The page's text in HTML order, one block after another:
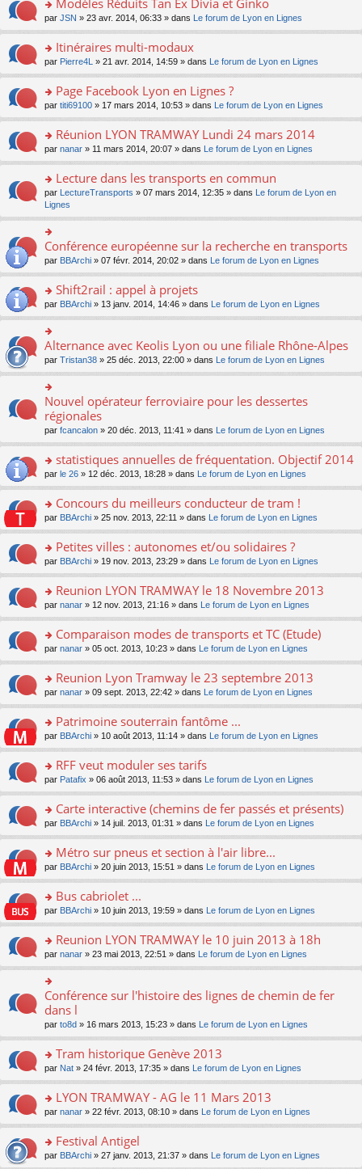
nt
ré
c
e
nt
le
pl
u
ré
c
e
nt
n
le
pl
u
ré
c
e
nt
a
g
e
n
n
le
pl
u
ré
c
e
nt
m
e
a
g
e
n
n
le
pl
u
ré
c
e
nt
ult
er
le
m
e
a
g
e
n
n
le
pl
s
ré
c
e
nt
o
n
ult
er
le
m
e
a
g
e
n
n
pl
u
s
ré
e
nt
Modèles Réduits Tan Ex Divia et Ginko
par JSN » 23 avr. 2014, 06:33 » dans Le forum de Lyon en Lignes
o
n
ult
er
le
m
e
a
g
e
n
o
n
le
u
s
ré
c
e
nt
Itinéraires multi-modaux
par Pierre4L » 21 avr. 2014, 14:59 » dans Le forum de Lyon en Lignes
o
n
ult
er
le
m
e
s
a
e
n
o
n
le
u
s
ré
c
e
nt
Page Facebook Lyon en Lignes ?
par titi69100 » 17 mars 2014, 10:53 » dans Le forum de Lyon en Lignes
o
n
ult
er
le
m
e
s
s
e
n
o
n
lu
pl
s
ré
c
e
Réunion LYON TRAMWAY Lundi 24 mars 2014
par nanar » 11 mars 2014, 20:07 » dans Le forum de Lyon en Lignes
o
s
ult
er
le
m
e
s
s
g
n
o
n
lu
le
u
s
ré
c
e
Lecture dans les transports en commun
par LectureTransports » 07 mars 2014, 12:35 » dans
Le forum de Lyon en
Lignes
o
n
er
le
m
e
s
a
g
e
n
o
n
pl
u
s
ré
e
nt
Conférence européenne sur la recherche en transports
par BBArchi » 07 févr. 2014, 20:02 » dans Le forum de Lyon en Lignes
o
n
s
ult
er
le
m
e
s
s
g
n
o
n
le
pl
u
s
ré
nt
Shift2rail : appel à projets
par BBArchi » 13 janv. 2014, 14:46 » dans Le forum de Lyon en Lignes
o
n
er
le
m
e
s
a
g
e
n
o
le
pl
u
s
c
e
nt
Alternance avec Keolis Lyon ou une filiale Rhône-Alpes
par Tristan38 » 25 déc. 2013, 22:00 » dans Le forum de Lyon en Lignes
o
n
ult
er
le
m
e
s
a
g
e
n
lu
le
pl
u
ré
c
e
nt
Nouvel opérateur ferroviaire pour les dessertes
régionales
par fcancalon » 20 déc. 2013, 11:41 » dans Le forum de Lyon en Lignes
o
n
ult
er
le
m
e
a
g
e
n
n
le
pl
u
ré
c
e
nt
statistiques annuelles de fréquentation. Objectif 2014
par le 26 » 12 déc. 2013, 18:28 » dans Le forum de Lyon en Lignes
o
n
ult
er
le
m
e
a
g
e
n
n
le
pl
u
ré
c
e
nt
Concours du meilleurs conducteur de tram !
par BBArchi » 25 nov. 2013, 22:11 » dans Le forum de Lyon en Lignes
o
n
ult
er
le
m
e
a
g
e
n
n
le
pl
u
ré
c
e
nt
Petites villes : autonomes et/ou solidaires ?
par BBArchi » 19 nov. 2013, 23:29 » dans Le forum de Lyon en Lignes
o
n
ult
er
le
m
e
a
g
e
n
n
le
pl
u
ré
c
e
nt
Reunion LYON TRAMWAY le 18 Novembre 2013
par nanar » 12 nov. 2013, 21:16 » dans Le forum de Lyon en Lignes
o
n
ult
er
le
m
e
a
g
e
n
n
le
pl
u
ré
c
e
nt
Comparaison modes de transports et TC (Etude)
par nanar » 05 oct. 2013, 10:23 » dans Le forum de Lyon en Lignes
o
n
ult
er
le
m
e
a
g
e
n
n
le
pl
u
ré
c
e
nt
Reunion Lyon Tramway le 23 septembre 2013
par nanar » 09 sept. 2013, 22:42 » dans Le forum de Lyon en Lignes
o
n
ult
er
le
m
e
a
g
e
n
n
le
pl
u
s
ré
c
e
nt
Patrimoine souterrain fantôme ...
par BBArchi » 10 août 2013, 11:14 » dans Le forum de Lyon en Lignes
o
n
ult
er
le
m
e
a
g
e
n
n
le
pl
u
s
e
nt
RFF veut moduler ses tarifs
par Patafix » 06 août 2013, 11:53 » dans Le forum de Lyon en Lignes
o
n
ult
er
le
m
e
a
g
e
n
o
lu
le
pl
u
s
e
nt
Carte interactive (chemins de fer passés et présents)
par BBArchi » 14 juil. 2013, 01:31 » dans Le forum de Lyon en Lignes
o
n
ult
er
le
m
e
s
g
e
n
o
lu
le
pl
u
s
e
nt
Métro sur pneus et section à l'air libre...
par BBArchi » 20 juin 2013, 15:51 » dans Le forum de Lyon en Lignes
o
n
ult
er
le
m
e
s
a
e
n
o
lu
le
pl
u
s
Bus cabriolet ...
par BBArchi » 10 juin 2013, 19:59 » dans Le forum de Lyon en Lignes
o
n
s
ult
er
le
m
e
s
a
e
n
o
lu
le
Reunion LYON TRAMWAY le 10 juin 2013 à 18h
par nanar » 23 mai 2013, 22:51 » dans Le forum de Lyon en Lignes
o
n
ult
er
le
m
e
s
a
g
e
n
Conférence sur l'histoire des lignes de chemin de fer
dans l
par to8d » 16 mars 2013, 15:23 » dans Le forum de Lyon en Lignes
o
n
ult
er
le
m
e
Tram historique Genève 2013
par Nat » 24 févr. 2013, 17:35 » dans Le forum de Lyon en Lignes
o
n
ult
er
LYON TRAMWAY - AG le 11 Mars 2013
par nanar » 22 févr. 2013, 08:10 » dans Le forum de Lyon en Lignes
o
Festival Antigel
par BBArchi » 27 janv. 2013, 21:37 » dans Le forum de Lyon en Lignes